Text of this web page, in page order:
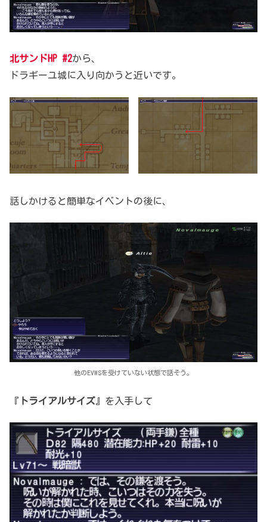
北サンドHP #2から、
ドラギーユ城に入り向かうと近いです。
話しかけると簡単なイベントの後に、
他のEVWSを受けていない状態で話そう。
『 トライアルサイズ 』を入手して